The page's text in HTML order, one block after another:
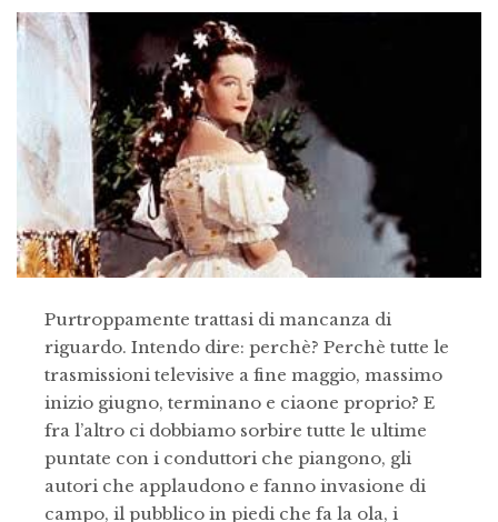
Purtroppamente trattasi di mancanza di
riguardo. Intendo dire: perchè? Perchè tutte le
trasmissioni televisive a fine maggio, massimo
inizio giugno, terminano e ciaone proprio? E
fra l’altro ci dobbiamo sorbire tutte le ultime
puntate con i conduttori che piangono, gli
autori che applaudono e fanno invasione di
campo, il pubblico in piedi che fa la ola, i